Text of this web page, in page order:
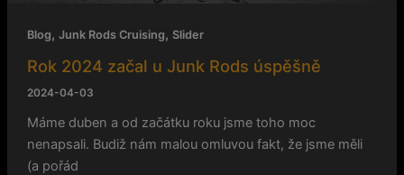
Blog, Junk Rods Cruising, Slider
Rok 2024 začal u Junk Rods úspěšně
2024-04-03
Máme duben a od začátku roku jsme toho moc
nenapsali. Budiž nám malou omluvou fakt, že jsme měli
(a pořád